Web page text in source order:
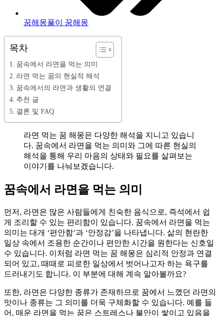
꿈해몽풀이 꿈해몽
목차
꿈속에서 라면을 먹는 의미
라면 먹는 꿈의 현실적 해석
꿈속에서의 라면과 생활의 연결
추천 글
결론 및 FAQ
라면 먹는 꿈 해몽은 다양한 해석을 지니고 있습니
다. 꿈속에서 라면을 먹는 의미와 그에 따른 현실의
해석을 통해 우리 마음의 상태와 필요를 살펴보는
이야기를 나눠보겠습니다.
꿈속에서 라면을 먹는 의미
먼저, 라면은 많은 사람들에게 친숙한 음식으로, 즉석에서 쉽
게 조리할 수 있는 편리함이 있습니다. 꿈속에서 라면을 먹는
의미는 대개 ‘편안함’과 ‘안정감’을 나타냅니다. 삶의 현란한
일상 속에서 조용한 순간이나 편안한 시간을 원한다는 신호일
수 있습니다. 이처럼 라면 먹는 꿈 해몽은 심리적 안정과 연결
되어 있고, 때때로 피로한 일상에서 벗어나고자 하는 욕구를
드러내기도 합니다. 이 부분에 대해 계속 알아볼까요?
또한, 라면은 다양한 종류가 존재하므로 꿈에서 느꼈던 라면의
맛이나 종류는 그 의미를 더욱 구체화할 수 있습니다. 예를 들
어, 매운 라면을 먹는 꿈은 스트레스나 불안이 쌓이고 있음을